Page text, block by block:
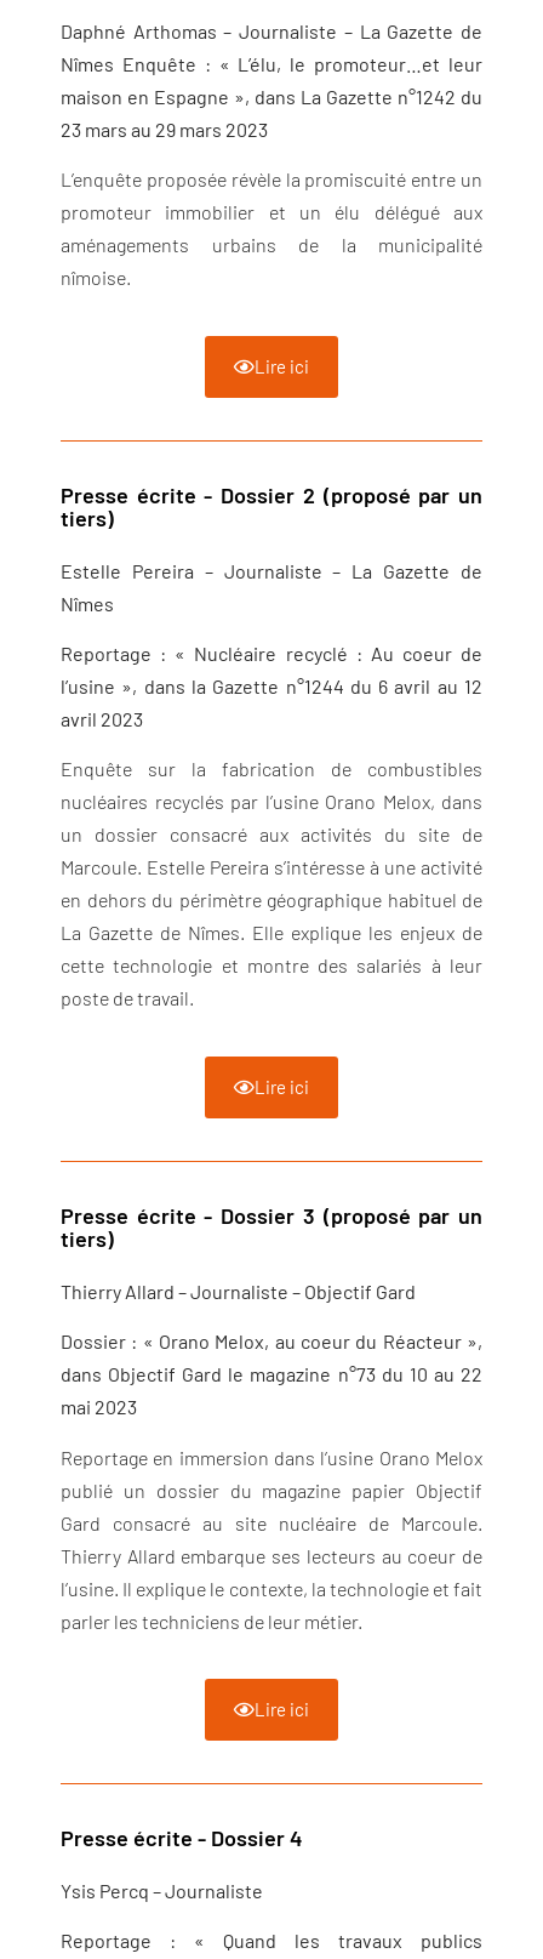
Daphné Arthomas – Journaliste – La Gazette de
Nîmes Enquête : « L’élu, le promoteur…et leur
maison en Espagne », dans La Gazette n°1242 du
23 mars au 29 mars 2023
L’enquête proposée révèle la promiscuité entre un
promoteur immobilier et un élu délégué aux
aménagements urbains de la municipalité
nîmoise.
Lire ici
Presse écrite - Dossier 2 (proposé par un
tiers)
Estelle Pereira – Journaliste – La Gazette de
Nîmes
Reportage : « Nucléaire recyclé : Au coeur de
l’usine », dans la Gazette n°1244 du 6 avril au 12
avril 2023
Enquête sur la fabrication de combustibles
nucléaires recyclés par l’usine Orano Melox, dans
un dossier consacré aux activités du site de
Marcoule. Estelle Pereira s’intéresse à une activité
en dehors du périmètre géographique habituel de
La Gazette de Nîmes. Elle explique les enjeux de
cette technologie et montre des salariés à leur
poste de travail.
Lire ici
Presse écrite - Dossier 3 (proposé par un
tiers)
Thierry Allard – Journaliste – Objectif Gard
Dossier : « Orano Melox, au coeur du Réacteur »,
dans Objectif Gard le magazine n°73 du 10 au 22
mai 2023
Reportage en immersion dans l’usine Orano Melox
publié un dossier du magazine papier Objectif
Gard consacré au site nucléaire de Marcoule.
Thierry Allard embarque ses lecteurs au coeur de
l’usine. Il explique le contexte, la technologie et fait
parler les techniciens de leur métier.
Lire ici
Presse écrite - Dossier 4
Ysis Percq – Journaliste
Reportage : « Quand les travaux publics